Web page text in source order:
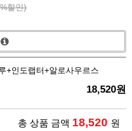
%할인)
+인도랩터+알로사우르스
18,520원
총 상품 금액 18,520 원